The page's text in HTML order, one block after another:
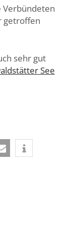
Verbündeten
getroffen
sehr gut
See